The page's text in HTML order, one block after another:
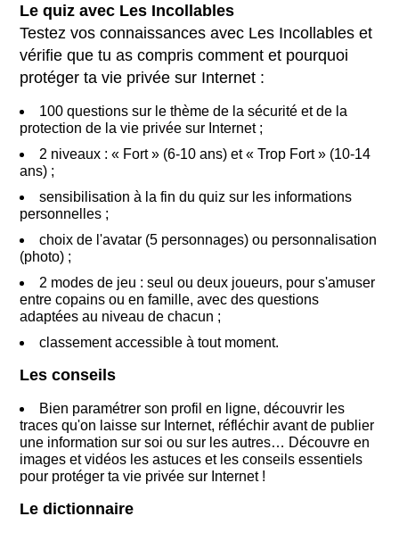
Le quiz avec Les Incollables
Testez vos connaissances avec Les Incollables et
vérifie que tu as compris comment et pourquoi
protéger ta vie privée sur Internet :
100 questions sur le thème de la sécurité et de la
protection de la vie privée sur Internet ;
2 niveaux : « Fort » (6-10 ans) et « Trop Fort » (10-14
ans) ;
sensibilisation à la fin du quiz sur les informations
personnelles ;
choix de l'avatar (5 personnages) ou personnalisation
(photo) ;
2 modes de jeu : seul ou deux joueurs, pour s'amuser
entre copains ou en famille, avec des questions
adaptées au niveau de chacun ;
classement accessible à tout moment.
Les conseils
Bien paramétrer son profil en ligne, découvrir les
traces qu'on laisse sur Internet, réfléchir avant de publier
une information sur soi ou sur les autres… Découvre en
images et vidéos les astuces et les conseils essentiels
pour protéger ta vie privée sur Internet !
Le dictionnaire